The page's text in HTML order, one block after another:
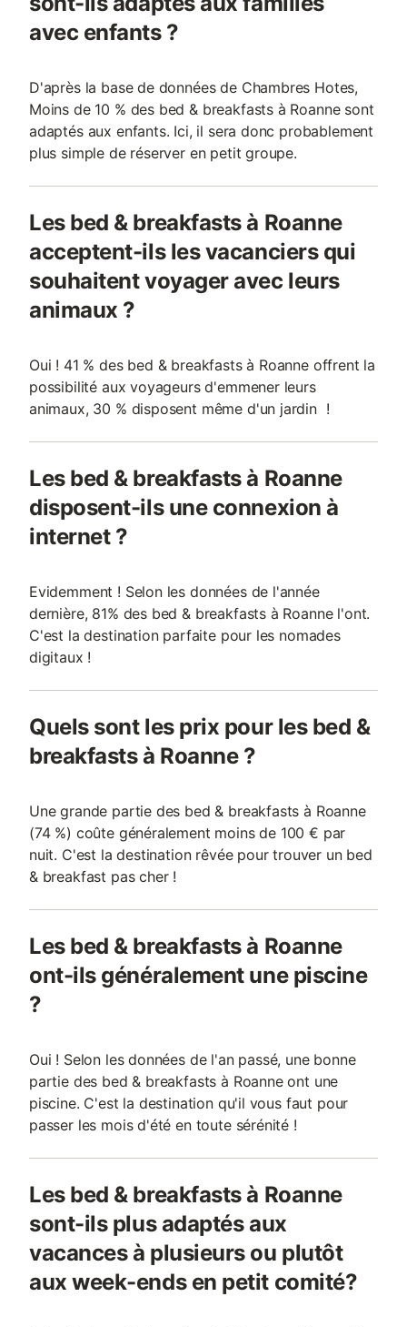
avec enfants ?
D'après la base de données de Chambres Hotes,
Moins de 10 % des bed & breakfasts à Roanne sont
adaptés aux enfants. Ici, il sera donc probablement
plus simple de réserver en petit groupe.
Les bed & breakfasts à Roanne
acceptent-ils les vacanciers qui
souhaitent voyager avec leurs
animaux ?
Oui ! 41 % des bed & breakfasts à Roanne offrent la
possibilité aux voyageurs d'emmener leurs
animaux, 30 % disposent même d'un jardin !
Les bed & breakfasts à Roanne
disposent-ils une connexion à
internet ?
Evidemment ! Selon les données de l'année
dernière, 81% des bed & breakfasts à Roanne l'ont.
C'est la destination parfaite pour les nomades
digitaux !
Quels sont les prix pour les bed &
breakfasts à Roanne ?
Une grande partie des bed & breakfasts à Roanne
(74 %) coûte généralement moins de 100 € par
nuit. C'est la destination rêvée pour trouver un bed
& breakfast pas cher !
Les bed & breakfasts à Roanne
ont-ils généralement une piscine
?
Oui ! Selon les données de l'an passé, une bonne
partie des bed & breakfasts à Roanne ont une
piscine. C'est la destination qu'il vous faut pour
passer les mois d'été en toute sérénité !
Les bed & breakfasts à Roanne
sont-ils plus adaptés aux
vacances à plusieurs ou plutôt
aux week-ends en petit comité?